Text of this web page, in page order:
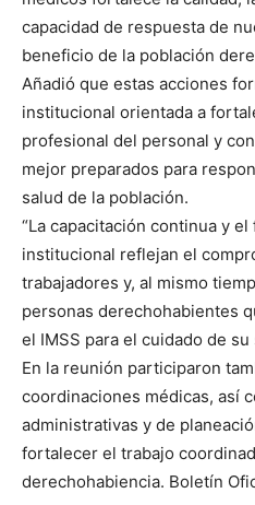
capacidad de respuesta de
beneficio de la población
Añadió que estas acciones
institucional orientada a
profesional del personal y
mejor preparados para
salud de la población.
“La capacitación continua y
institucional reflejan el
trabajadores y, al mismo
personas derechohabientes
el IMSS para el cuidado de su
En la reunión participaron
coordinaciones médicas, así
administrativas y de
fortalecer el trabajo
derechohabiencia. Boletín